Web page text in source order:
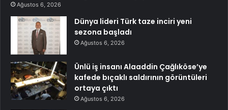
Ağustos 6, 2026
Dünya lideri Türk taze inciri yeni
sezona başladı
Ağustos 6, 2026
Ünlü iş insanı Alaaddin Çağlıköse’ye
kafede bıçaklı saldırının görüntüleri
ortaya çıktı
Ağustos 6, 2026